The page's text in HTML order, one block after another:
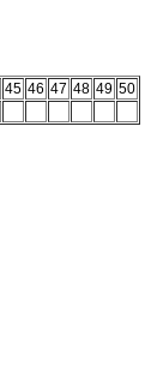
45 46 47 48 49 50